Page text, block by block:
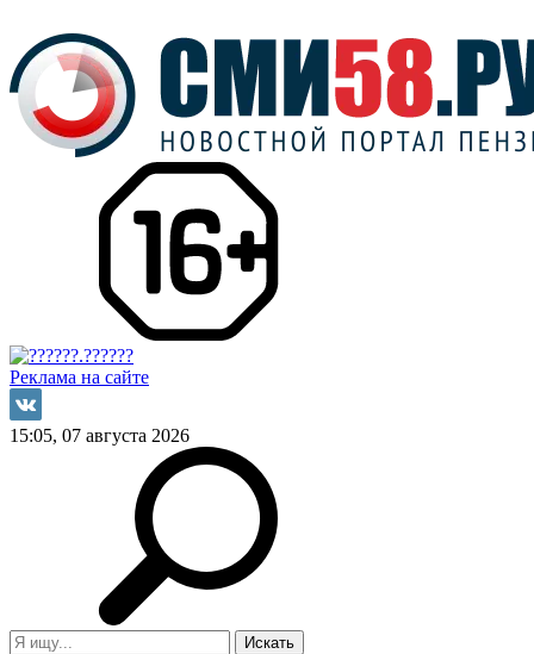
Реклама на сайте
15:05, 07 августа 2026